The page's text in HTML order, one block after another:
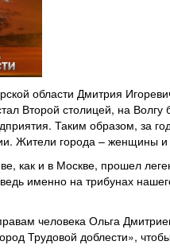
области Дмитрия
Второй столицей, на
Таким образом, за
Жители города – женщины и
как и в Москве, прошел
именно на трибунах
человека Ольга
Трудовой доблести»,